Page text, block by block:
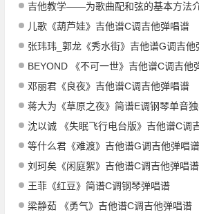
吉他教学——为歌曲配和弦的基本方法
儿歌《葫芦娃》吉他谱C调吉他弹唱谱
张玮玮_郭龙《秀水街》吉他谱G调吉他
BEYOND 《不可一世》吉他谱C调吉他
邓丽君《良夜》吉他谱C调吉他弹唱谱
蒋大为《草原之夜》简谱E调钢琴单音
沈以诚 《失眠飞行电台版》吉他谱C调
等什么君《难渡》吉他谱G调吉他弹唱谱
刘珂矣《闲庭絮》吉他谱C调吉他弹唱谱
王菲《红豆》简谱C调钢琴弹唱谱
梁静茹 《勇气》吉他谱C调吉他弹唱谱